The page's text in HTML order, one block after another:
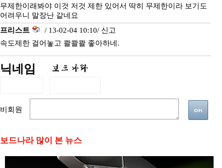
무제한이래봐야 이것 저것 제한 있어서 딱히 무제한이라 보기도
어려우니 말장난 같네요
프리스트
/ 13-02-04 10:10/ 신고
속도제한 걸어놓고 콸콸콸 좋아하네.
닉네임
비회원
보드나라 많이 본 뉴스